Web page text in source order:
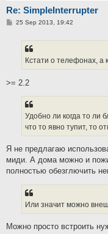
Re: SimpleInterrupter
P25 Sep 2013, 19:42
Кстати о телефонах, а
>= 2.2
Удобно ли когда то ли
что то явно тупит, то
Я не предлагаю
миди. А дома можно и
полностью обезглючить
Или значит можно
Можно просто встроить